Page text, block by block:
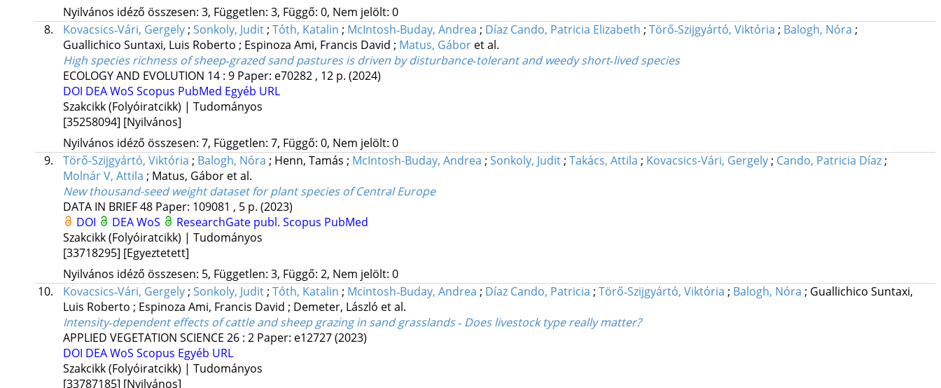
Nyilvános idéző összesen: 3, Független: 3, Függő: 0, Nem jelölt: 0
8.
Kovacsics‐Vári, Gergely; Sonkoly, Judit; Tóth, Katalin ; McIntosh‐Buday, Andrea ; Díaz Cando, Patricia Elizabeth ; Törő‐Szijgyártó, Viktória ; Balogh, Nóra ;
Guallichico Suntaxi, Luis Roberto ; Espinoza Ami, Francis David ; Matus, Gábor et al.
High species richness of sheep‐grazed sand pastures is driven by disturbance‐tolerant and weedy short‐lived species
ECOLOGY AND EVOLUTION 14: 9 Paper: e70282 , 12 p. (2024)
DOI DEAWoS Scopus PubMed Egyéb URL
Szakcikk (Folyóiratcikk) | Tudományos
[35258094] [Nyilvános]
Nyilvános idéző összesen: 7, Független: 7, Függő: 0, Nem jelölt: 0
9.
Törő-Szijgyártó, Viktória ; Balogh, Nóra ; Henn, Tamás ; McIntosh-Buday, Andrea ; Sonkoly, Judit; Takács, Attila ; Kovacsics-Vári, Gergely; Cando, Patricia Díaz;
Molnár V, Attila ; Matus, Gábor et al.
New thousand-seed weight dataset for plant species of Central Europe
DATA IN BRIEF48 Paper: 109081 , 5 p. (2023)
DOI
DEAWoS ResearchGate publ. Scopus PubMed
Szakcikk (Folyóiratcikk) | Tudományos
[33718295] [Egyeztetett]
Nyilvános idéző összesen: 5, Független: 3, Függő: 2, Nem jelölt: 0
10.
Kovacsics‐Vári, Gergely; Sonkoly, Judit; Tóth, Katalin ; Mcintosh‐Buday, Andrea ; Díaz Cando, Patricia ; Törő‐Szijgyártó, Viktória ; Balogh, Nóra ; Guallichico Suntaxi,
Luis Roberto ; Espinoza Ami, Francis David ; Demeter, László et al.
Intensity‐dependent effects of cattle and sheep grazing in sand grasslands ‐ Does livestock type really matter?
APPLIED VEGETATION SCIENCE 26: 2 Paper: e12727(2023)
DOI DEAWoS Scopus Egyéb URL
Szakcikk (Folyóiratcikk) | Tudományos
[33787185] [Nyilvános]